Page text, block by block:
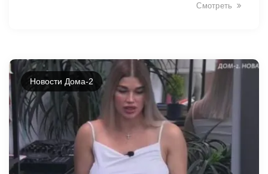
Смотреть
Новости Дома-2